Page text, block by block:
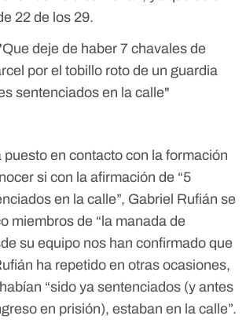
22 de los 29.
deje de haber 7 chavales de
por el tobillo roto de un guardia
sentenciados en la calle"
puesto en contacto con la formación
si con la afirmación de “5
en la calle”, Gabriel Rufián se
miembros de “la manada de
su equipo nos han confirmado que
ha repetido en otras ocasiones,
“sido ya sentenciados (y antes
en prisión), estaban en la calle”.